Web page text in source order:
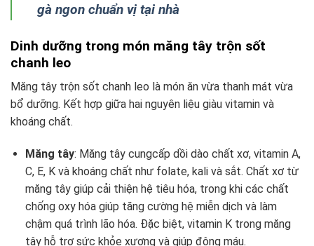
gà ngon chuẩn vị tại nhà
Dinh dưỡng trong món măng tây trộn sốt
chanh leo
Măng tây trộn sốt chanh leo là món ăn vừa thanh mát vừa
bổ dưỡng. Kết hợp giữa hai nguyên liệu giàu vitamin và
khoáng chất.
Măng tây: Măng tây cungcấp dồi dào chất xơ, vitamin A,
C, E, K và khoáng chất như folate, kali và sắt. Chất xơ từ
măng tây giúp cải thiện hệ tiêu hóa, trong khi các chất
chống oxy hóa giúp tăng cường hệ miễn dịch và làm
chậm quá trình lão hóa. Đặc biệt, vitamin K trong măng
tây hỗ trợ sức khỏe xương và giúp đông máu.